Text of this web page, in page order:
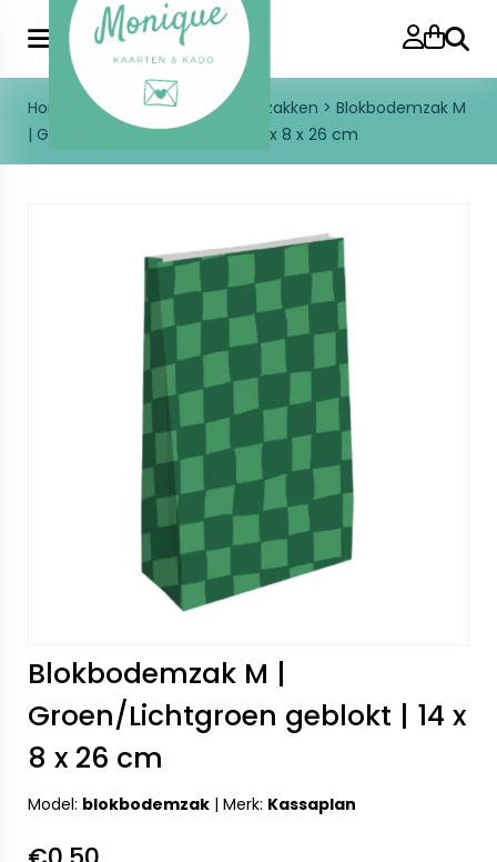
Home Inpakken> Blokbodemzakken > Blokbodemzak M
| Groen/Lichtgroen geblokt | 14 x 8 x 26 cm
Blokbodemzak M |
Groen/Lichtgroen geblokt | 14 x
8 x 26 cm
Model: blokbodemzak | Merk: Kassaplan